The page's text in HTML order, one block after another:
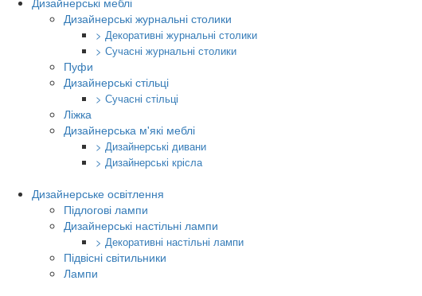
Дизайнерські журнальні столики
> Декоративні журнальні столики
> Сучасні журнальні столики
Пуфи
Дизайнерські стільці
> Сучасні стільці
Ліжка
Дизайнерська м'які меблі
> Дизайнерські дивани
> Дизайнерські крісла
Дизайнерське освітлення
Підлогові лампи
Дизайнерські настільні лампи
> Декоративні настільні лампи
Підвісні світильники
Лампи